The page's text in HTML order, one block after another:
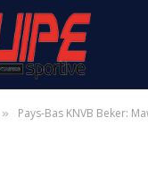
» Pays-Bas KNVB Beker: Mawouna Amevor